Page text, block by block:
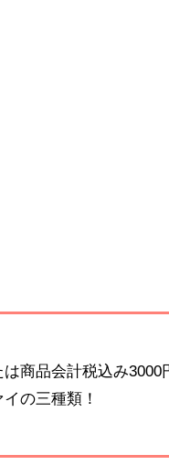
商品会計税込み3000
の三種類！